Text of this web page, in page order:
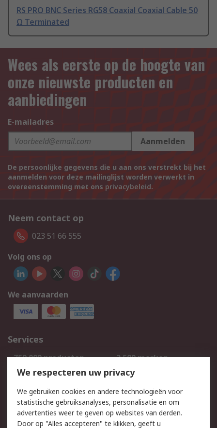
RS PRO BNC Series RG58 Coaxial Coaxial Cable 50
Ω Terminated
Wees als eerste op de hoogte van
onze nieuwste producten en
aanbiedingen
E-mailadres
Aanmelden
De persoonlijke gegevens die u aan ons verstrekt bij het
aanmelden voor deze mailinglijst worden verwerkt in
overeenstemming met ons privacybeleid.
Neem contact op
023 51 66 555
Volg ons op
We aanvaarden
Services
750.000 producten
2.500 merken
Bestellen
Inkoopoplossingen
Track & Trace
Wettelijk
We respecteren uw privacy
We gebruiken cookies en andere technologieën voor
statistische gebruiksanalyses, personalisatie en om
advertenties weer te geven op websites van derden.
Door op "Alles accepteren" te klikken, geeft u